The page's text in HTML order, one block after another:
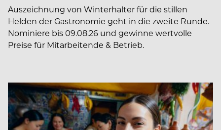
Auszeichnung von Winterhalter für die stillen
Helden der Gastronomie geht in die zweite Runde.
Nominiere bis 09.08.26 und gewinne wertvolle
Preise für Mitarbeitende & Betrieb.